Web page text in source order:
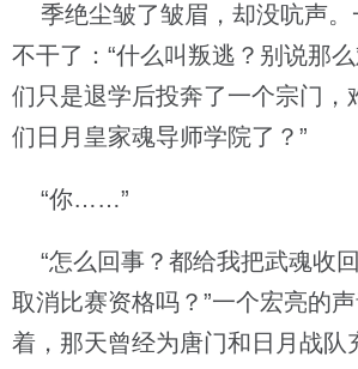
季绝尘皱了皱眉，却没吭声。
不干了：“什么叫叛逃？别说那
们只是退学后投奔了一个宗门，
们日月皇家魂导师学院了？”
“你……”
“怎么回事？都给我把武魂收
取消比赛资格吗？”一个宏亮的
着，那天曾经为唐门和日月战队